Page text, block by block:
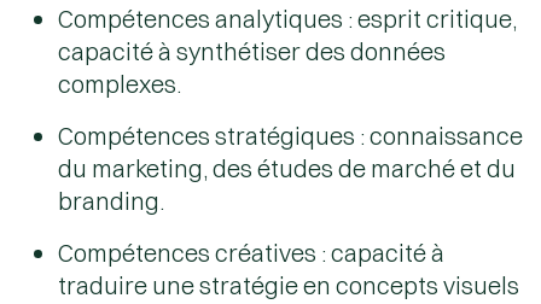
Compétences analytiques : esprit critique,
capacité à synthétiser des données
complexes.
Compétences stratégiques : connaissance
du marketing, des études de marché et du
branding.
Compétences créatives : capacité à
traduire une stratégie en concepts visuels